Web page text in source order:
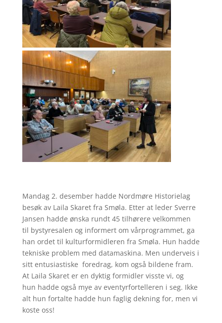
Mandag 2. desember hadde Nordmøre Historielag
besøk av Laila Skaret fra Smøla. Etter at leder Sverre
Jansen hadde ønska rundt 45 tilhørere velkommen
til bystyresalen og informert om vårprogrammet, ga
han ordet til kulturformidleren fra Smøla. Hun hadde
tekniske problem med datamaskina. Men underveis i
sitt entusiastiske foredrag, kom også bildene fram.
At Laila Skaret er en dyktig formidler visste vi, og
hun hadde også mye av eventyrfortelleren i seg. Ikke
alt hun fortalte hadde hun faglig dekning for, men vi
koste oss!